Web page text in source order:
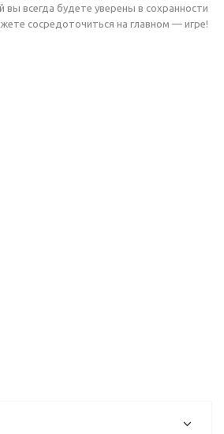
вы всегда будете уверены в сохранности
сосредоточиться на главном — игре!